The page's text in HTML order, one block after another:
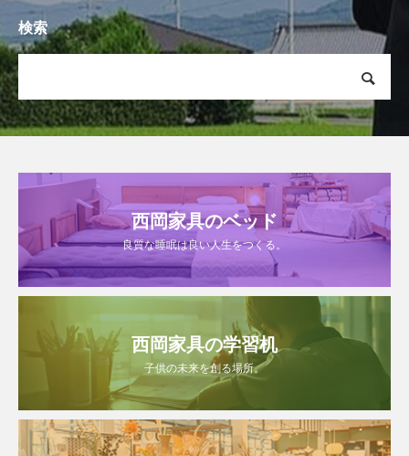
検索
西岡家具のベッド
良質な睡眠は良い人生をつくる。
西岡家具の学習机
子供の未来を創る場所。